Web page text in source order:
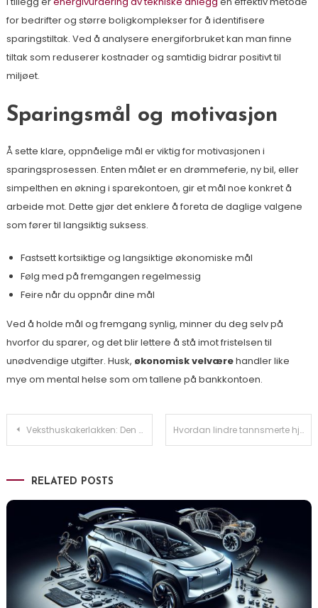
for bedrifter og større boligkomplekser for å identifisere
sparingstiltak. Ved å analysere energiforbruket kan man finne
tiltak som reduserer kostnader og samtidig bidrar positivt til
miljøet.
Sparingsmål og motivasjon
Å sette klare, oppnåelige mål er viktig for motivasjonen i
sparingsprosessen. Enten målet er en drømmeferie, ny bil, eller
simpelthen en økning i sparekontoen, gir et mål noe konkret å
arbeide mot. Dette gjør det enklere å foreta de daglige valgene
som fører til langsiktig suksess.
Fastsett kortsiktige og langsiktige økonomiske mål
Følg med på fremgangen regelmessig
Feire når du oppnår dine mål
Ved å holde mål og fremgang synlig, minner du deg selv på
hvorfor du sparer, og det blir lettere å stå imot fristelsen til
unødvendige utgifter. Husk, økonomisk velværehandler like
mye om mental helse som om tallene på bankkontoen.
Innleggsnavigasjon
Veksthuskakerlakken: Den Globale Erobreren med Potensiale for Stor Skade på Planter i Veksthus Hvordan lindre tannsmerte hjemme: Effektive metoder og tips
RELATED POSTS